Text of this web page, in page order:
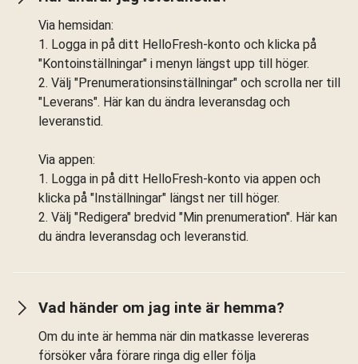
Via hemsidan:
1. Logga in på ditt HelloFresh-konto och klicka på
"Kontoinställningar" i menyn längst upp till höger.
2. Välj "Prenumerationsinställningar" och scrolla ner till
"Leverans". Här kan du ändra leveransdag och
leveranstid.
Via appen:
1. Logga in på ditt HelloFresh-konto via appen och
klicka på "Inställningar" längst ner till höger.
2. Välj "Redigera" bredvid "Min prenumeration". Här kan
du ändra leveransdag och leveranstid.
Vad händer om jag inte är hemma?
Om du inte är hemma när din matkasse levereras
försöker våra förare ringa dig eller följa